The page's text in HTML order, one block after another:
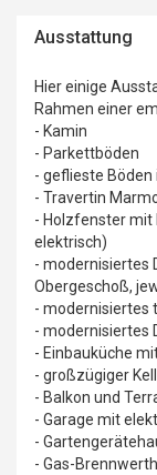
Ausstattung
Hier einige
Rahmen einer
- Kamin
- Parkettböden
- geflieste Böden
- Travertin
- Holzfenster mit
elektrisch)
- modernisiertes
Obergeschoß,
- modernisiertes
- modernisiertes
- Einbauküche
- großzügiger
- Balkon und
- Garage mit
-
- Gas-